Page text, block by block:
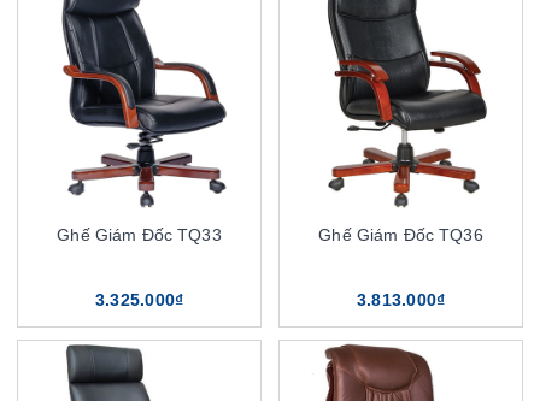
Ghế Giám Đốc TQ33
3.325.000₫
Ghế Giám Đốc TQ36
3.813.000₫